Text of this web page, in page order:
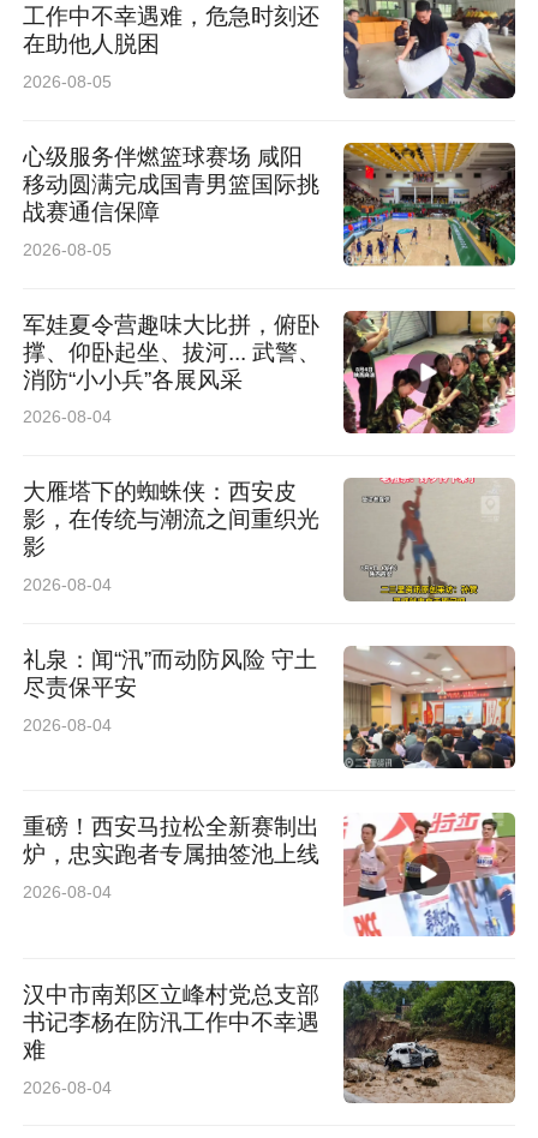
全面适配都市通勤、近郊旅居、周末出游等多元
出行场景。同时整车兼顾宽适乘坐空间、稳健驾
产品力，精准匹配西安及周边用户高品质出行诉
求，为古城纯电出行市场树立全新价值范本。
新车发布仪式落幕之后，实景道路试驾环节正式
开启。嘉宾依次驾乘吉利银河 A7 EV 专享版上路
舒适的座舱环境与扎实稳定的行驶底盘。超长续
航储备、灵动操控调校、越级舒适乘坐等核心优
势在实景路况中充分彰显，让每一位嘉宾都真切
体验到这款纯电座驾的越级驾享魅力。
工作中不幸遇难，危急时刻还
在助他人脱困
2026-08-05
心级服务伴燃篮球赛场 咸阳
移动圆满完成国青男篮国际挑
战赛通信保障
2026-08-05
军娃夏令营趣味大比拼，俯卧
撑、仰卧起坐、拔河... 武警、
消防“小小兵”各展风采
2026-08-04
大雁塔下的蜘蛛侠：西安皮
影，在传统与潮流之间重织光
影
2026-08-04
礼泉：闻“汛”而动防风险 守土
尽责保平安
2026-08-04
重磅！西安马拉松全新赛制出
炉，忠实跑者专属抽签池上线
2026-08-04
汉中市南郑区立峰村党总支部
书记李杨在防汛工作中不幸遇
难
2026-08-04